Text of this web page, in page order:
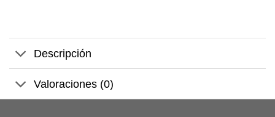
Descripción
Valoraciones (0)